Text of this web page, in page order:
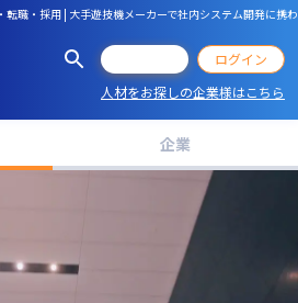
職・採用 | 大手遊技機メーカーで社内システム開発に
ログイン
人材をお探しの企業様はこちら
企業